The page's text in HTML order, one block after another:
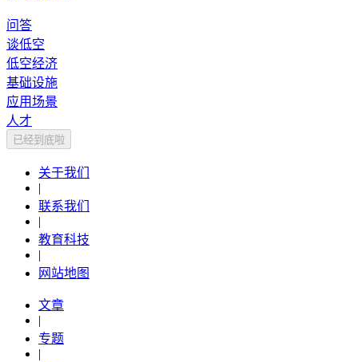
问答
谈低空
低空经济
基础设施
应用场景
人才
已经到底啦
关于我们
|
联系我们
|
教育科技
|
网站地图
文章
|
专题
|